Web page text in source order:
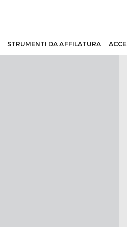
STRUMENTI DA AFFILATURA